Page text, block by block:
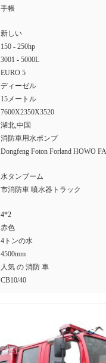
手帳
新しい
150 - 250hp
3001 - 5000L
EURO 5
ディーゼル
15メートル
7600X2350X3520
湖北,中国
消防車用水ポンプ
Dongfeng Foton Forland HOWO
水タンブーム
市消防車 噴水器トラック
4*2
赤色
4トンの水
4500mm
人気 の 消防 車
CB10/40